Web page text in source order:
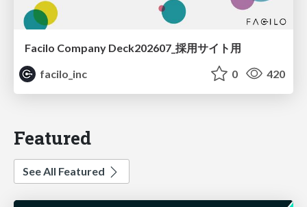
Facilo Company Deck202607_採用サイト用
facilo_inc
0 420
Featured
See All Featured